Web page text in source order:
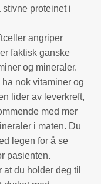
proteinet i
angriper
faktisk ganske
og mineraler.
nok vitaminer og
lider av leverkreft,
med mer
i maten. Du
legen for å se
pasienten.
du holder deg til